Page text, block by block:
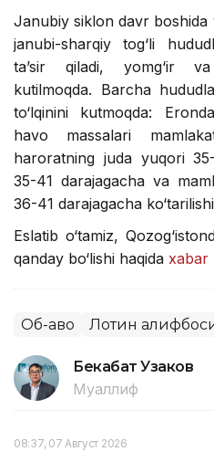
Janubiy siklon davr
janubi-sharqiy tog‘li
ta’sir qiladi, yomg‘ir va
kutilmoqda. Barcha
to‘lqinini kutmoqda:
havo massalari
haroratning juda yuqori
35-41 darajagacha va
36-41 darajagacha
Eslatib o‘tamiz,
qanday bo‘lishi haqida xabar
Об-ҳаво Лотин
Бекабат Узаков
Муаллиф
08:37, 07 Август 2026